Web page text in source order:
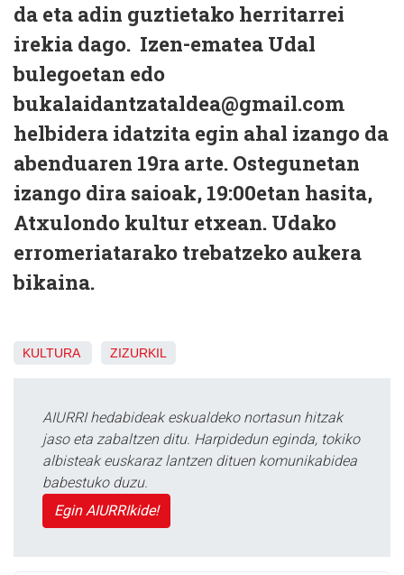
da eta adin guztietako herritarrei
irekia dago. Izen-ematea Udal
bulegoetan edo
bukalaidantzataldea@gmail.com
helbidera idatzita egin ahal izango da
abenduaren 19ra arte. Ostegunetan
izango dira saioak, 19:00etan hasita,
Atxulondo kultur etxean. Udako
erromeriatarako trebatzeko aukera
bikaina.
KULTURA ZIZURKIL
AIURRI hedabideak eskualdeko nortasun hitzak
jaso eta zabaltzen ditu. Harpidedun eginda, tokiko
albisteak euskaraz lantzen dituen komunikabidea
babestuko duzu.
Egin AIURRIkide!